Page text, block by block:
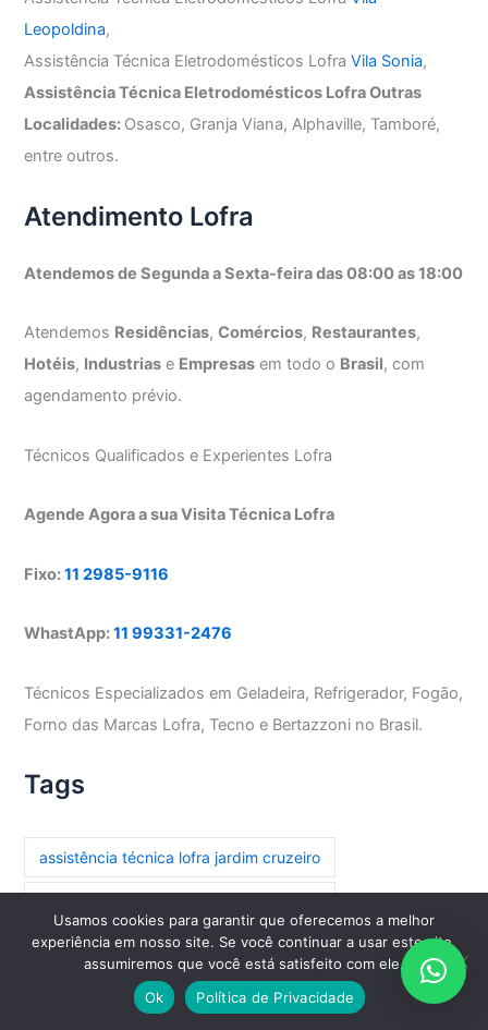
Leopoldina,
Assistência Técnica Eletrodomésticos LofraVila Sonia,
Assistência Técnica Eletrodomésticos Lofra Outras
Localidades: Osasco, Granja Viana, Alphaville, Tamboré,
entre outros.
Atendimento Lofra
Atendemos de Segunda a Sexta-feira das 08:00 as 18:00
Atendemos Residências,Comércios, Restaurantes,
Hotéis, Industrias e Empresas em todo o Brasil, com
agendamento prévio.
Técnicos Qualificados e Experientes Lofra
Agende Agora a sua Visita Técnica Lofra
Fixo:11 2985-9116
WhastApp:11 99331-2476
Técnicos Especializados em Geladeira, Refrigerador, Fogão,
Forno das Marcas Lofra, Tecno e Bertazzoni no Brasil.
Tags
assistência técnica lofra jardim cruzeiro
assistência técnica lofra paraíso
assistência técnica lofra paraíso do morumbi
Usamos cookies para garantir que oferecemos a melhor
experiência em nosso site. Se você continuar a usar este site,
assumiremos que você está satisfeito com ele.
Ok
Política de Privacidade